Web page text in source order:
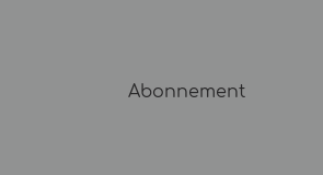
Abonnement